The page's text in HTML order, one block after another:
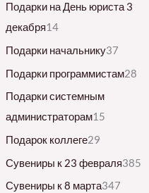
Подарки на День юриста 3
декабря14
Подарки начальнику37
Подарки программистам28
Подарки системным
администраторам15
Подарок коллеге29
Сувениры к 23 февраля385
Сувениры к 8 марта347